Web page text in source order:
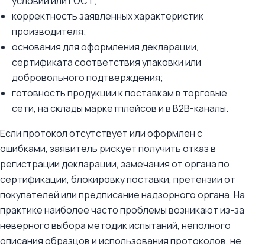
корректность заявленных характеристик
производителя;
основания для оформления декларации,
сертификата соответствия упаковки или
добровольного подтверждения;
готовность продукции к поставкам в торговые
сети, на склады маркетплейсов и в B2B-каналы.
Если протокол отсутствует или оформлен с
ошибками, заявитель рискует получить отказ в
регистрации декларации, замечания от органа по
сертификации, блокировку поставки, претензии от
покупателей или предписание надзорного органа. На
практике наиболее часто проблемы возникают из-за
неверного выбора методик испытаний, неполного
описания образцов и использования протоколов, не